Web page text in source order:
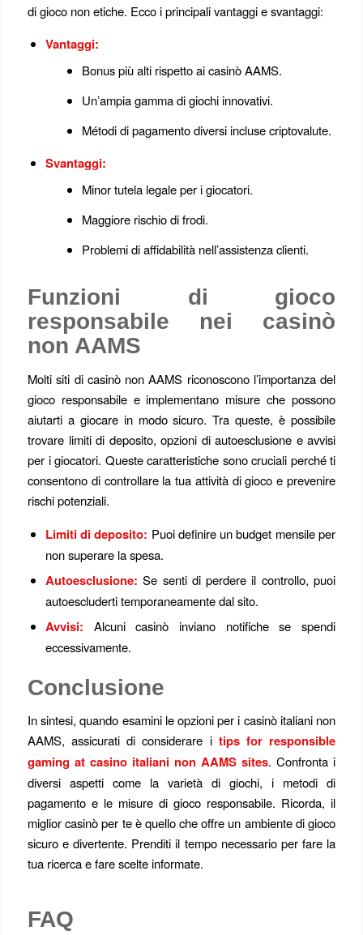
di gioco non etiche. Ecco i principali vantaggi e svantaggi:
Vantaggi:
Bonus più alti rispetto ai casinò AAMS.
Un’ampia gamma di giochi innovativi.
Métodi di pagamento diversi incluse criptovalute.
Svantaggi:
Minor tutela legale per i giocatori.
Maggiore rischio di frodi.
Problemi di affidabilità nell’assistenza clienti.
Funzioni di gioco
responsabile nei casinò
non AAMS
Molti siti di casinò non AAMS riconoscono l’importanza del
gioco responsabile e implementano misure che possono
aiutarti a giocare in modo sicuro. Tra queste, è possibile
trovare limiti di deposito, opzioni di autoesclusione e avvisi
per i giocatori. Queste caratteristiche sono cruciali perché ti
consentono di controllare la tua attività di gioco e prevenire
rischi potenziali.
Limiti di deposito: Puoi definire un budget mensile per
non superare la spesa.
Autoesclusione: Se senti di perdere il controllo, puoi
autoescluderti temporaneamente dal sito.
Avvisi: Alcuni casinò inviano notifiche se spendi
eccessivamente.
Conclusione
In sintesi, quando esamini le opzioni per i casinò italiani non
AAMS, assicurati di considerare i tips for responsible
gaming at casino italiani non AAMS sites. Confronta i
diversi aspetti come la varietà di giochi, i metodi di
pagamento e le misure di gioco responsabile. Ricorda, il
miglior casinò per te è quello che offre un ambiente di gioco
sicuro e divertente. Prenditi il tempo necessario per fare la
tua ricerca e fare scelte informate.
FAQ